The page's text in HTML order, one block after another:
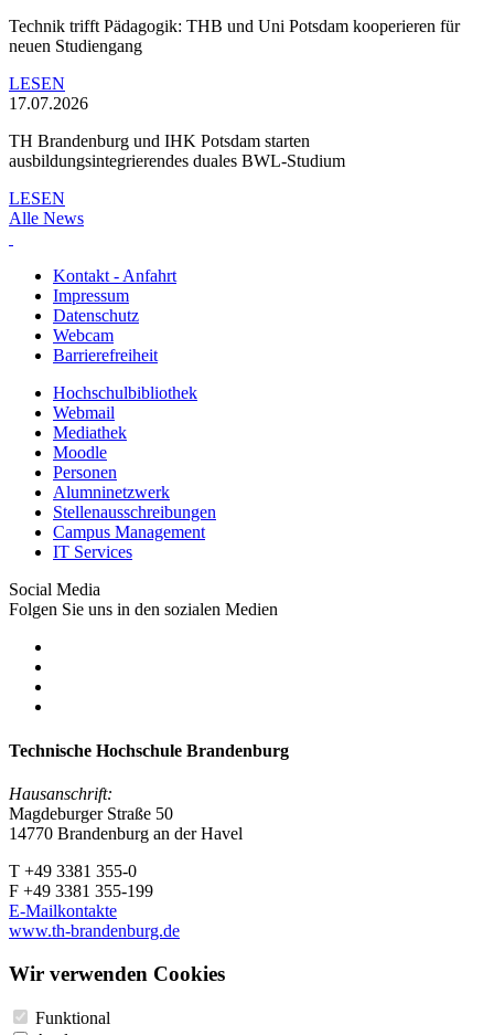
Technik trifft Pädagogik: THB und Uni Potsdam kooperieren für
neuen Studiengang
LESEN
17.07.2026
TH Brandenburg und IHK Potsdam starten
ausbildungsintegrierendes duales BWL-Studium
LESEN
Alle News
Kontakt - Anfahrt
Impressum
Datenschutz
Webcam
Barrierefreiheit
Hochschulbibliothek
Webmail
Mediathek
Moodle
Personen
Alumninetzwerk
Stellenausschreibungen
Campus Management
IT Services
Social Media
Folgen Sie uns in den sozialen Medien
Technische Hochschule Brandenburg
Hausanschrift:
Magdeburger Straße 50
14770 Brandenburg an der Havel
T +49 3381 355-0
F +49 3381 355-199
E-Mailkontakte
www.th-brandenburg.de
Wir verwenden Cookies
Funktional